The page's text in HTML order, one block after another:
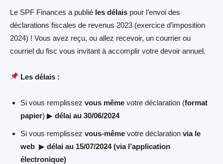
Le SPF Finances a publié les délais pour l’envoi des
déclarations fiscales de revenus 2023 (exercice d’imposition
2024) ! Vous avez reçu, ou allez recevoir, un courrier ou
courriel du fisc vous invitant à accomplir votre devoir annuel.
Les délais :
Si vous remplissez vous même votre déclaration (format
papier) ▶ délai au 30/06/2024
Si vous remplissez vous-même votre déclaration via le
web ▶ délai au 15/07/2024 (via l’application
électronique)